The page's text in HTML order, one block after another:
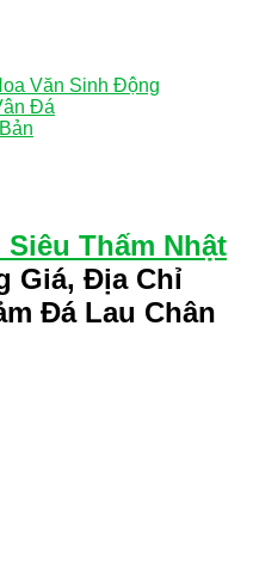
Văn Sinh Động
Đá
Thấm Nhật
Giá, Địa Chỉ
Đá Lau Chân